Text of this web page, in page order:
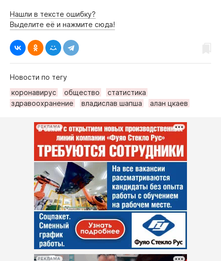
Нашли в тексте ошибку?
Выделите её и нажмите сюда!
Новости по тегу
коронавирус
общество
статистика
здравоохранение
владислав шапша алан цкаев
РЕКЛАМА
РЕКЛАМА